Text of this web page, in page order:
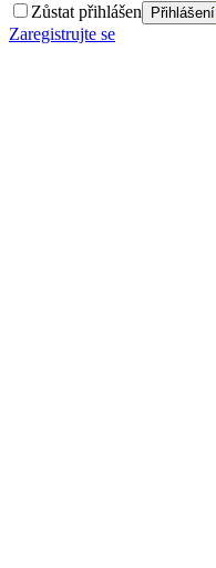
Zůstat přihlášen
Přihlášení
Zaregistrujte se